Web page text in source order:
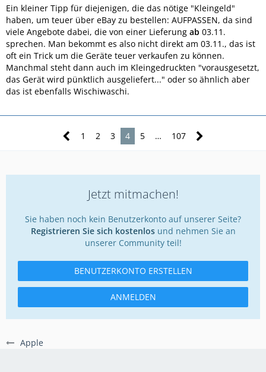
Apple
Ein kleiner Tipp für diejenigen, die das nötige "Kleingeld"
haben, um teuer über eBay zu bestellen: AUFPASSEN, da sind
viele Angebote dabei, die von einer Lieferung ab 03.11.
sprechen. Man bekommt es also nicht direkt am 03.11., das ist
oft ein Trick um die Geräte teuer verkaufen zu können.
Manchmal steht dann auch im Kleingedruckten "vorausgesetzt,
das Gerät wird pünktlich ausgeliefert..." oder so ähnlich aber
das ist ebenfalls Wischiwaschi.
1 2 3 4 5 … 107
Jetzt mitmachen!
Sie haben noch kein Benutzerkonto auf unserer Seite?
Registrieren Sie sich kostenlosund nehmen Sie an
unserer Community teil!
BENUTZERKONTO ERSTELLEN
ANMELDEN